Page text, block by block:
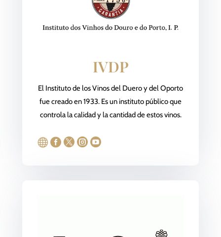
IVDP
El Instituto de los Vinos del Duero y del Oporto
fue creado en 1933. Es un instituto público que
controla la calidad y la cantidad de estos vinos.
    